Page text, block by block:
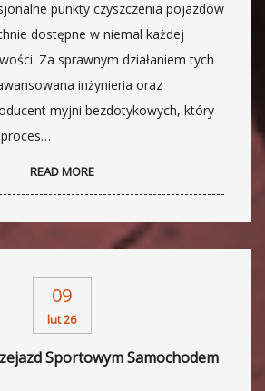
punkty czyszczenia pojazdów
dostępne w niemal każdej
Za sprawnym działaniem tych
inżynieria oraz
myjni bezdotykowych, który
READ MORE
09
lut 26
Sportowym Samochodem